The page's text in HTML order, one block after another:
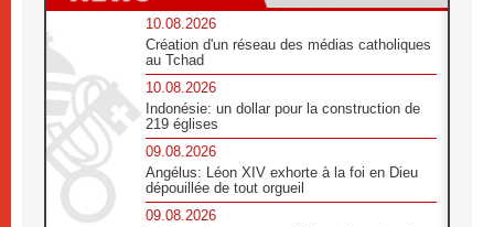
10.08.2026
Création d'un réseau des médias catholiques
au Tchad
10.08.2026
Indonésie: un dollar pour la construction de
219 églises
09.08.2026
Angélus: Léon XIV exhorte à la foi en Dieu
dépouillée de tout orgueil
09.08.2026